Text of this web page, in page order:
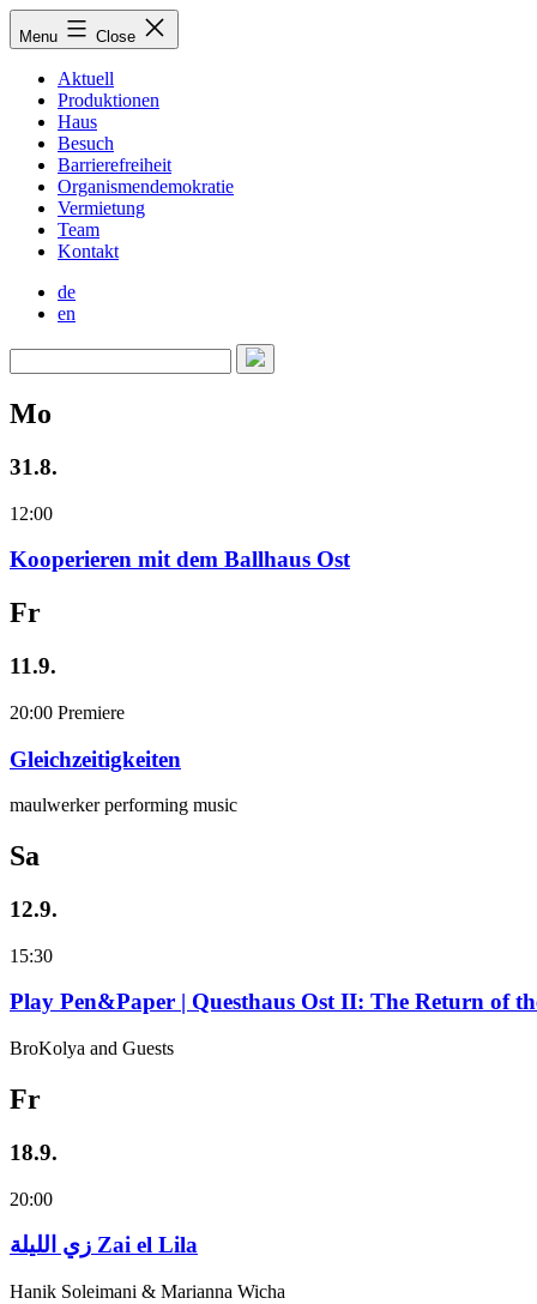
Skip
toMenu Close
Aktuell
Produktionen
Haus
Besuch
Barrierefreiheit
Organismendemokratie
Vermietung
Team
Kontakt
de
en
Mo
31.8.
12:00
Kooperieren mit dem Ballhaus Ost
Fr
11.9.
20:00 Premiere
Gleichzeitigkeiten
maulwerker performing music
Sa
12.9.
15:30
Play Pen&Paper | Questhaus Ost II: The Return of
BroKolya and Guests
Fr
18.9.
20:00
زي‌ اللیلة Zai el Lila
Hanik Soleimani & Marianna Wicha